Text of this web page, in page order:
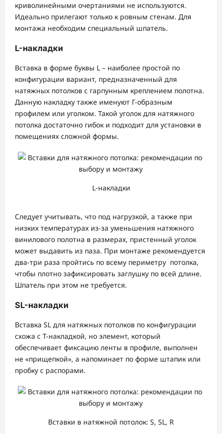
криволинейными очертаниями не используются.
Идеально прилегают только к ровным стенам. Для
монтажа необходим специальный шпатель.
L-накладки
Вставка в форме буквы L – наиболее простой по
конфигурации вариант, предназначенный для
натяжных потолков с гарпунным креплением полотна.
Данную накладку также именуют Г-образным
профилем или уголком. Такой уголок для натяжного
потолка достаточно гибок и подходит для установки в
помещениях сложной формы.
L-накладки
Следует учитывать, что под нагрузкой, а также при
низких температурах из-за уменьшения натяжного
винилового полотна в размерах, пристенный уголок
может выдавить из паза. При монтаже рекомендуется
два-три раза пройтись по всему периметру потолка,
чтобы плотно зафиксировать заглушку по всей длине.
Шпатель при этом не требуется.
SL-накладки
Вставка SL для натяжных потолков по конфигурации
схожа с Т-накладкой, но элемент, который
обеспечивает фиксацию ленты в профиле, выполнен
не «прищепкой», а напоминает по форме штапик или
пробку с распорами.
Вставки в натяжной потолок: S, SL, R